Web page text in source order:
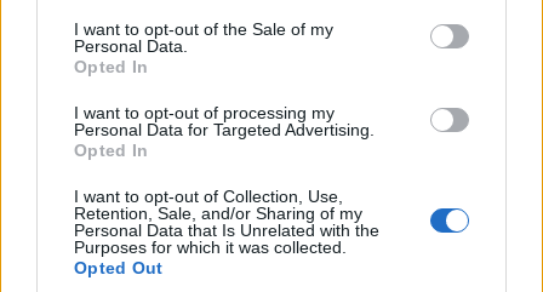
I want to opt-out of the Sale of my
Personal Data.
Opted In
I want to opt-out of processing my
Personal Data for Targeted Advertising.
Opted In
I want to opt-out of Collection, Use,
Retention, Sale, and/or Sharing of my
Personal Data that Is Unrelated with the
Purposes for which it was collected.
Opted Out
segretaria è un volo a planare”.
tu puoi farcela se spari abbastanza cazzate”. Al
campeggio comunista non si sa se andranno a
centinaia, ma probabilmente sì perché sono
moltissimi i fannulloni che alla vita chiedono solo
una eterna vacanza comunista scandita da canne
e pastasciutte antifà avvinazzate.